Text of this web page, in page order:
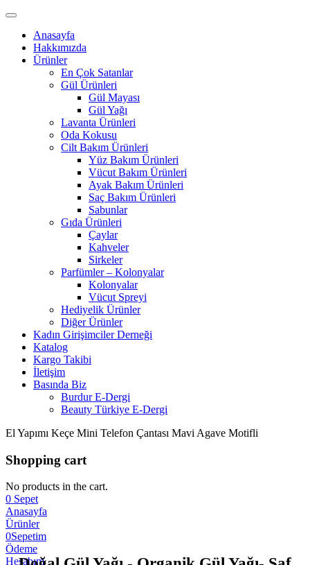
Anasayfa
Hakkımızda
Ürünler
En Çok Satanlar
Gül Ürünleri
Gül Mayası
Gül Yağı
Lavanta Ürünleri
Oda Kokusu
Cilt Bakım Ürünleri
Yüz Bakım Ürünleri
Vücut Bakım Ürünleri
Ayak Bakım Ürünleri
Saç Bakım Ürünleri
Sabunlar
Gıda Ürünleri
Çaylar
Kahveler
Sirkeler
Parfümler – Kolonyalar
Kolonyalar
Vücut Spreyi
Hediyelik Ürünler
Diğer Ürünler
Kadın Girişimciler Derneği
Katalog
Kargo Takibi
İletişim
Basında Biz
Burdur E-Dergi
Beauty Türkiye E-Dergi
El Yapımı Keçe Mini Telefon Çantası Mavi Agave Motifli
Shopping cart
No products in the cart.
0 Sepet
Anasayfa
Ürünler
0Sepetim
Ödeme
Hesabım